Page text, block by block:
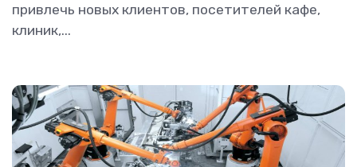
привлечь новых клиентов, посетителей кафе,
клиник,...